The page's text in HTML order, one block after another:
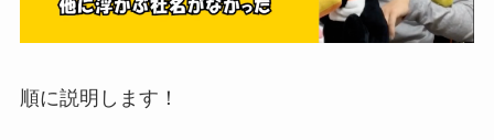
順に説明します！